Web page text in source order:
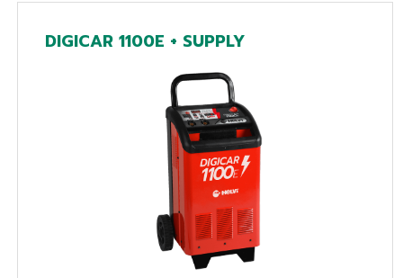
DIGICAR 1100E + SUPPLY